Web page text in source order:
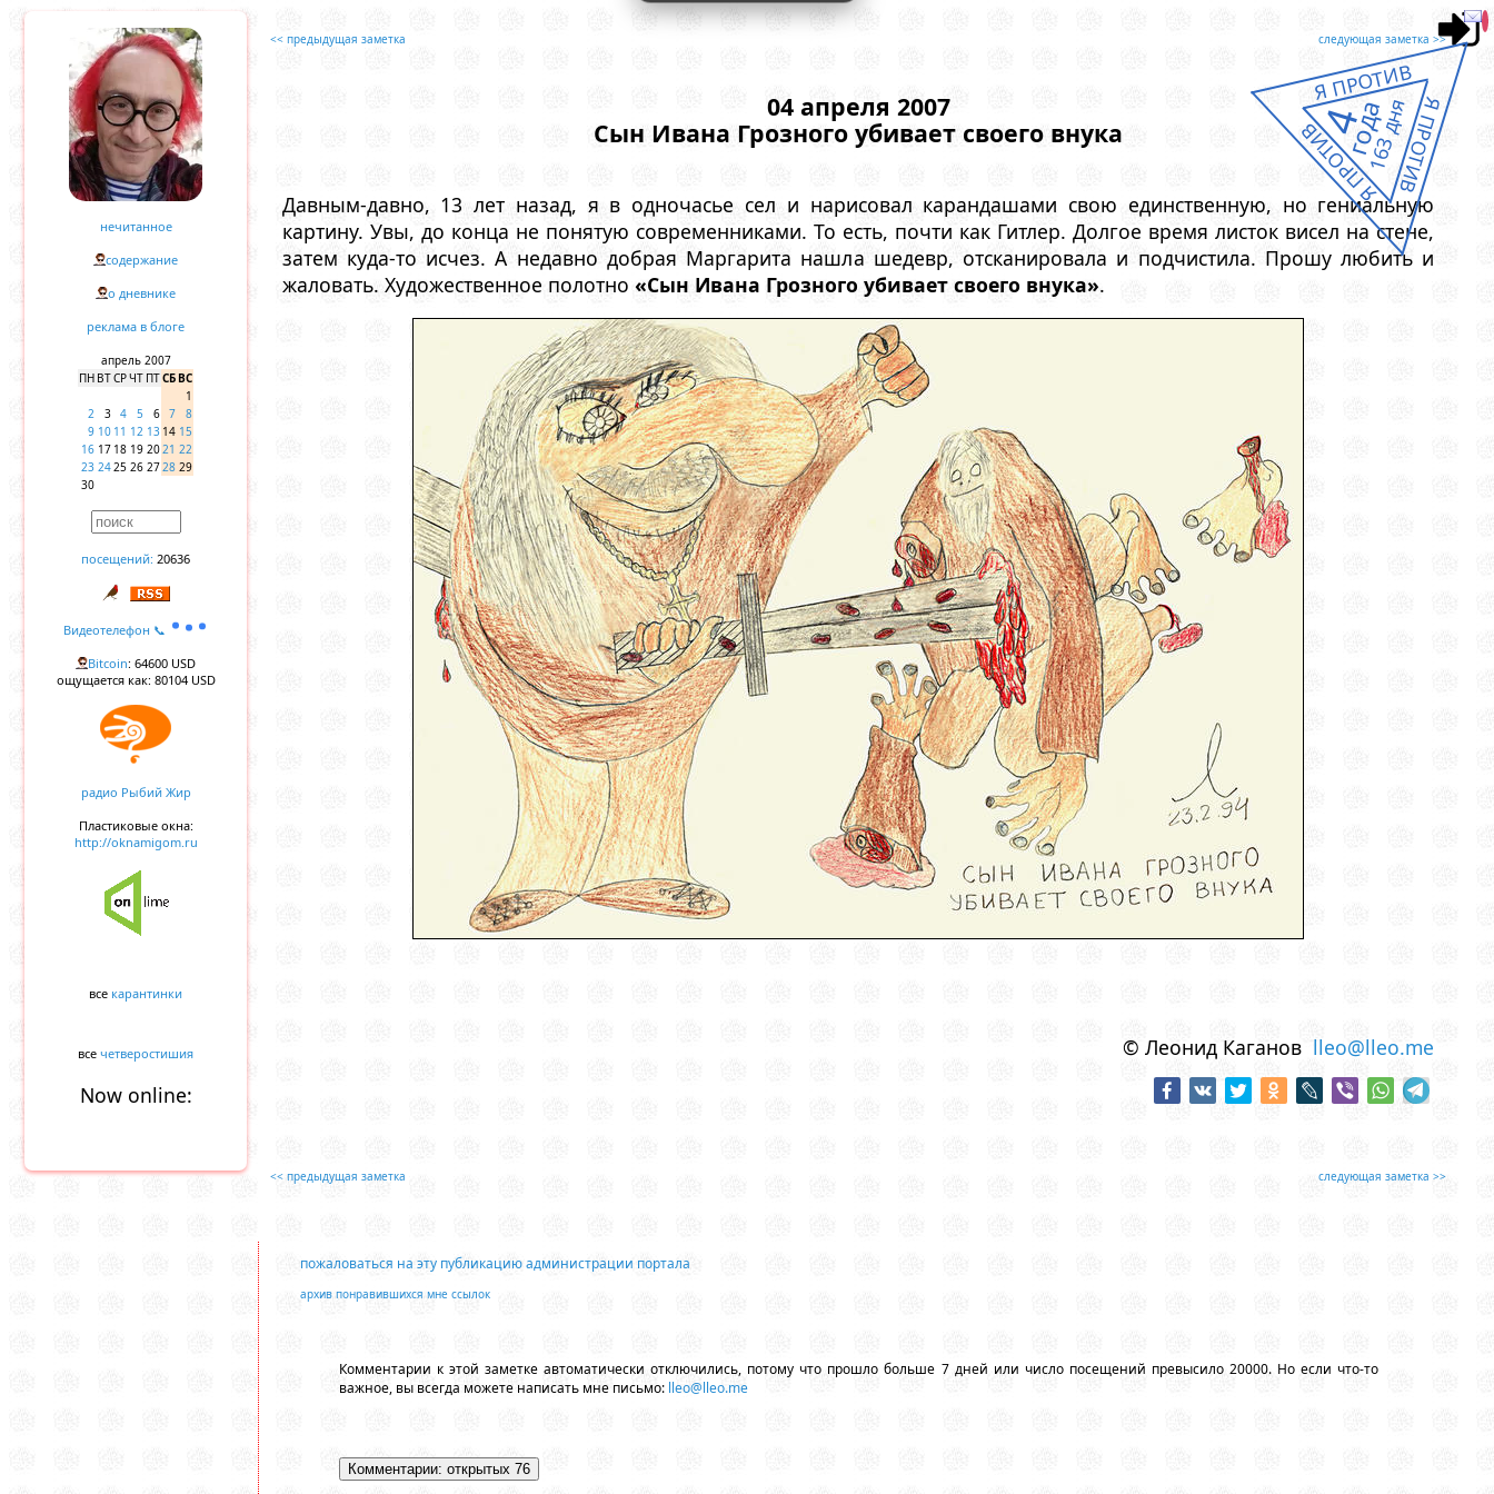
нечитанное
содержание
о дневнике
реклама в блоге
апрель 2007
ПН ВТСРЧТ ПТСБВС
1
2
3 4 5 6 7
8
9 10 11 12 13 14 15
16 17 18 19 2021 22
23 2425 26 2728 29
30
посещений: 20636
Видеотелефон 📞
Bitcoin: 64600 USD
ощущается как: 80104 USD
радио Рыбий Жир
Пластиковые окна:
http://oknamigom.ru
все карантинки
все четверостишия
Now online:
<< предыдущая заметка следующая заметка >>
04 апреля 2007
Сын Ивана Грозного убивает своего внука
Давным-давно, 13 лет назад, я в одночасье сел и нарисовал карандашами свою единственную, но гениальную
картину. Увы, до конца не понятую современниками. То есть, почти как Гитлер. Долгое время листок висел на стене,
затем куда-то исчез. А недавно добрая Маргарита нашла шедевр, отсканировала и подчистила. Прошу любить и
жаловать. Художественное полотно «Сын Ивана Грозного убивает своего внука».
© Леонид Каганов lleo@lleo.me
<< предыдущая заметка следующая заметка >>
пожаловаться на эту публикацию администрации портала
архив понравившихся мне ссылок
Комментарии к этой заметке автоматически отключились, потому что прошло больше 7 дней или число посещений превысило 20000. Но если что-то
важное, вы всегда можете написать мне письмо: lleo@lleo.me
Я ПРОТИВ
Я ПРОТИВ
Я ПРОТИВ
4
года163 дня